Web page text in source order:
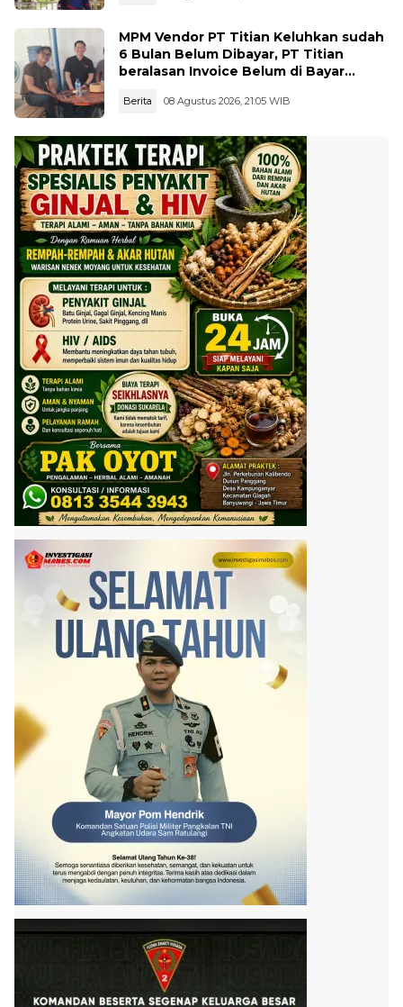
MPM Vendor PT Titian Keluhkan sudah
6 Bulan Belum Dibayar, PT Titian
beralasan Invoice Belum di Bayar
Berita 08 Agustus 2026, 21:05 WIB